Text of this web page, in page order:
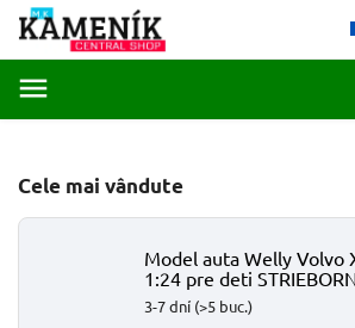
Cele mai vândute
Model auta Welly Volvo
1:24 pre deti
3-7 dní (>5 buc.)